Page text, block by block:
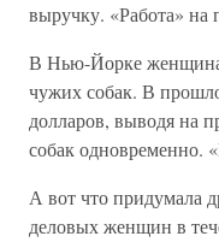
выручку. «Работа» на
В Нью-Йорке женщина
чужих собак. В
долларов, выводя на
собак одновременно.
А вот что придумала
деловых женщин в